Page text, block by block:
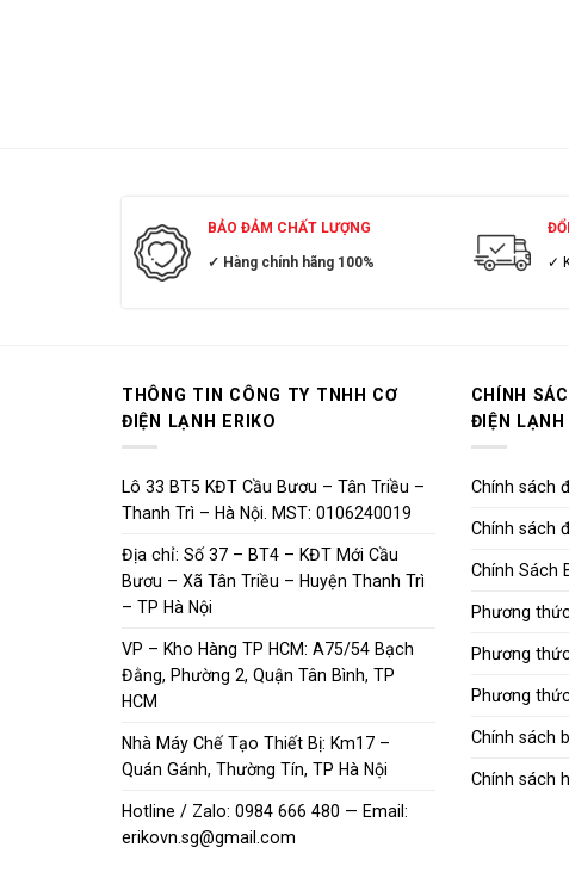
BẢO ĐẢM CHẤT LƯỢNG
✓ Hàng chính hãng 100% ✓
THÔNG TIN CÔNG TY TNHH CƠ
ĐIỆN LẠNH ERIKO
Lô 33 BT5 KĐT Cầu Bươu – Tân Triều –
Thanh Trì – Hà Nội. MST: 0106240019
Địa chỉ: Số 37 – BT4 – KĐT Mới Cầu
Bươu – Xã Tân Triều – Huyện Thanh Trì
– TP Hà Nội
VP – Kho Hàng TP HCM: A75/54 Bạch
Đằng, Phường 2, Quận Tân Bình, TP
HCM
Nhà Máy Chế Tạo Thiết Bị: Km17 –
Quán Gánh, Thường Tín, TP Hà Nội
Hotline / Zalo: 0984 666 480 — Email:
erikovn.sg@gmail.com
CHÍNH
ĐIỆN LẠNH
Chính sách
Chính sách
Chính Sách
Phương
Phương
Phương
Chính sách
Chính sách